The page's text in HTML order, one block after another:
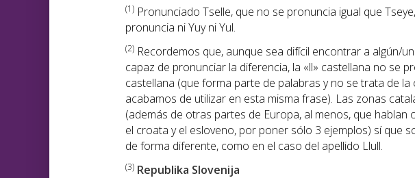
(1) Pronunciado Tselle, que no se pronuncia igual que
pronuncia ni Yuy ni Yul.
(2) Recordemos que, aunque sea difícil encontrar a algún/
capaz de pronunciar la diferencia, la «ll» castellana no se
castellana (que forma parte de palabras y no se trata de
acabamos de utilizar en esta misma frase). Las zonas
(además de otras partes de Europa, al menos, que
el croata y el esloveno, por poner sólo 3 ejemplos) sí que
de forma diferente, como en el caso del apellido Llull.
(3) Republika Slovenija